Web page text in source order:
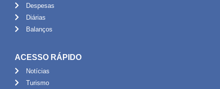
Despesas
Diárias
Balanços
ACESSO RÁPIDO
Notícias
Turismo